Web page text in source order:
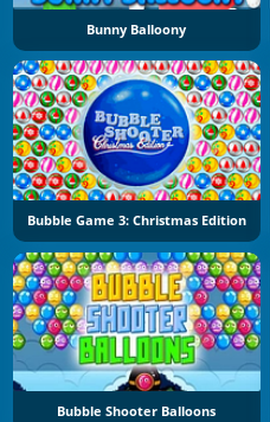
Bunny Balloony
Bubble Game 3: Christmas Edition
Bubble Shooter Balloons